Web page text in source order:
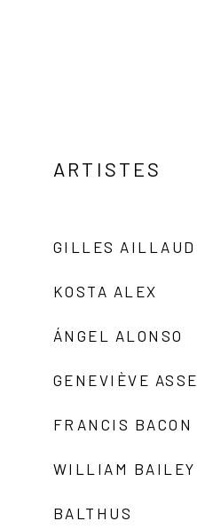
ARTISTES
GILLES AILLAUD
KOSTA ALEX
ÁNGEL ALONSO
GENEVIÈVE ASSE
FRANCIS BACON
WILLIAM BAILEY
BALTHUS